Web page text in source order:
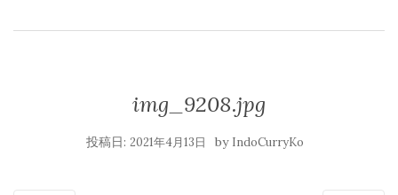
img_9208.jpg
投稿日: 2021年4月13日 by IndoCurryKo